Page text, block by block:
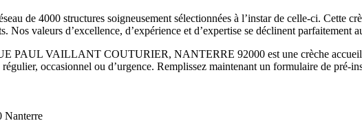
de 4000 structures soigneusement sélectionnées à l’instar de celle-ci. Cette
Nos valeurs d’excellence, d’expérience et d’expertise se déclinent parfaitement
PAUL VAILLANT COUTURIER, NANTERRE 92000 est une crèche
occasionnel ou d’urgence. Remplissez maintenant un formulaire de
Nanterre